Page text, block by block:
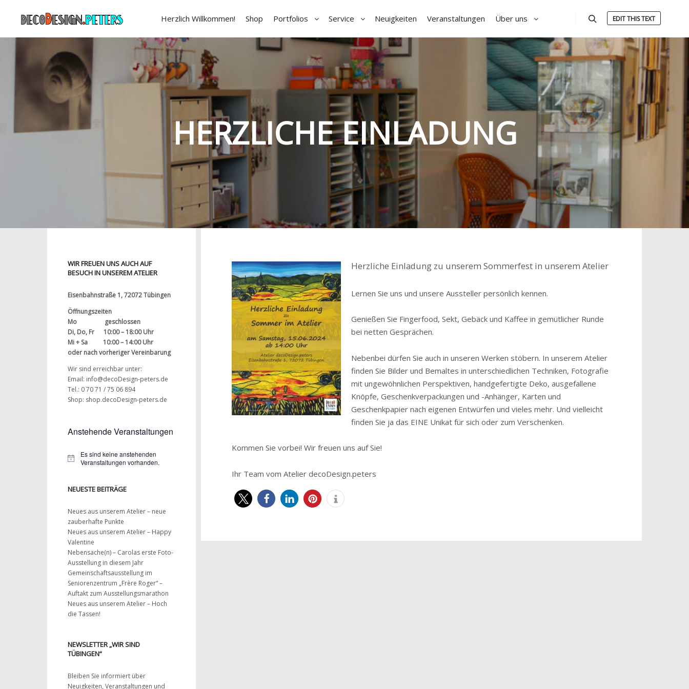
Herzlich Willkommen! Shop Portfolios Service Neuigkeiten Veranstaltungen Über uns EDIT THIS TEXT
HERZLICHE EINLADUNG
Herzliche Einladung zu unserem Sommerfest in unserem Atelier
Lernen Sie uns und unsere Aussteller persönlich kennen.
Genießen Sie Fingerfood, Sekt, Gebäck und Kaffee in gemütlicher Runde
bei netten Gesprächen.
Nebenbei dürfen Sie auch in unseren Werken stöbern. In unserem Atelier
finden Sie Bilder und Bemaltes in unterschiedlichen Techniken, Fotografie
mit ungewöhnlichen Perspektiven, handgefertigte Deko, ausgefallene
Knöpfe, Geschenkverpackungen und -Anhänger, Karten und
Geschenkpapier nach eigenen Entwürfen und vieles mehr. Und vielleicht
finden Sie ja das EINE Unikat für sich oder zum Verschenken.
Kommen Sie vorbei! Wir freuen uns auf Sie!
Ihr Team vom Atelier decoDesign.peters
WIR FREUEN UNS AUCH AUF
BESUCH IN UNSEREM ATELIER
Eisenbahnstraße 1, 72072 Tübingen
Öffnungszeiten
Mo geschlossen
Di, Do, Fr 10:00 – 18:00 Uhr
Mi + Sa 10:00 – 14:00 Uhr
oder nach vorheriger Vereinbarung
Wir sind erreichbar unter:
Email: info@decoDesign-peters.de
Tel.: 0 70 71 / 75 06 894
Shop: shop.decoDesign-peters.de
Anstehende Veranstaltungen
Es sind keine anstehenden
Veranstaltungen vorhanden.
NEUESTE BEITRÄGE
Neues aus unserem Atelier – neue
zauberhafte Punkte
Neues aus unserem Atelier – Happy
Valentine
Nebensache(n) – Carolas erste Foto-
Ausstellung in diesem Jahr
Gemeinschaftsausstellung im
Seniorenzentrum „Frère Roger“ –
Auftakt zum Ausstellungsmarathon
Neues aus unserem Atelier – Hoch
die Tassen!
NEWSLETTER „WIR SIND
TÜBINGEN“
Bleiben Sie informiert über
Neuigkeiten, Veranstaltungen und